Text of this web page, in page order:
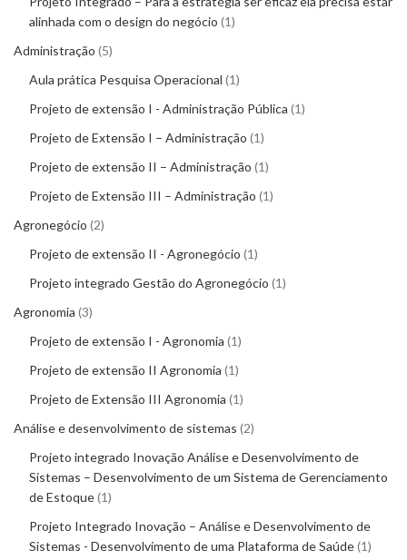
alinhada com o design do negócio 1
Administração 5
Aula prática Pesquisa Operacional 1
Projeto de extensão I - Administração Pública 1
Projeto de Extensão I – Administração 1
Projeto de extensão II – Administração 1
Projeto de Extensão III – Administração 1
Agronegócio 2
Projeto de extensão II - Agronegócio 1
Projeto integrado Gestão do Agronegócio 1
Agronomia 3
Projeto de extensão I - Agronomia 1
Projeto de extensão II Agronomia 1
Projeto de Extensão III Agronomia 1
Análise e desenvolvimento de sistemas 2
Projeto integrado Inovação Análise e Desenvolvimento de
Sistemas – Desenvolvimento de um Sistema de Gerenciamento
de Estoque 1
Projeto Integrado Inovação – Análise e Desenvolvimento de
Sistemas - Desenvolvimento de uma Plataforma de Saúde 1